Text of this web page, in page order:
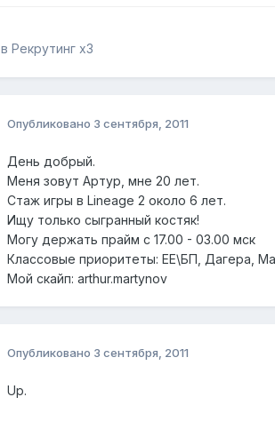
в Рекрутинг x3
Опубликовано 3 сентября, 2011
День добрый.
Меня зовут Артур, мне 20 лет.
Стаж игры в Lineage 2 около 6 лет.
Ищу только сыгранный костяк!
Могу держать прайм с 17.00 - 03.00 мск
Классовые приоритеты: ЕЕ\БП, Дагера,
Мой скайп: arthur.martynov
Опубликовано 3 сентября, 2011
Up.